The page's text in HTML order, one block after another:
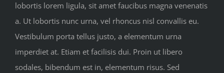
lobortis lorem ligula, sit amet faucibus magna venenatis
a. Ut lobortis nunc urna, vel rhoncus nisl convallis eu.
Vestibulum porta tellus justo, a elementum urna
imperdiet at. Etiam et facilisis dui. Proin ut libero
sodales, bibendum est in, elementum risus. Sed